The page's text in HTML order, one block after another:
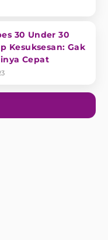
30 Under 30
Kesuksesan: Gak
Cepat